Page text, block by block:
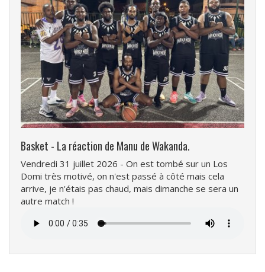
Basket - La réaction de Manu de Wakanda.
Vendredi 31 juillet 2026 - On est tombé sur un Los
Domi très motivé, on n'est passé à côté mais cela
arrive, je n'étais pas chaud, mais dimanche se sera un
autre match !
audio